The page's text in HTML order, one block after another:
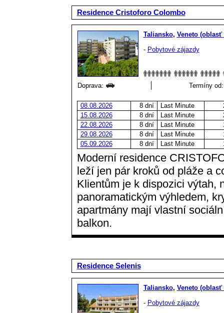
Residence Cristoforo Colombo
Taliansko, Veneto (oblasť
- Pobytové zájazdy
Doprava: Termíny
08.08.2026 8 dní Last Minute
15.08.2026
8 dní Last Minute
22.08.2026
8 dní Last Minute
29.08.2026
8 dní Last Minute
05.09.2026
8 dní Last Minute
Moderní residence
leží jen pár kroků od pláže a
Klientům je k dispozici výtah,
panoramatickým výhledem,
apartmány mají vlastní
balkon.
Residence Selenis
Taliansko, Veneto (oblasť
- Pobytové zájazdy